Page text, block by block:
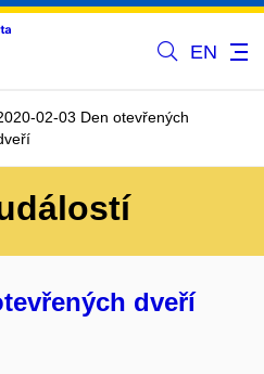
EN
02-03 Den otevřených
dveří